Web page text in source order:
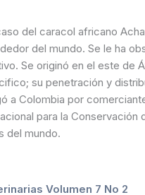
del caracol africano
del mundo. Se le ha
Se originó en el este de
su penetración y
a Colombia por
para la Conservación
del mundo.
Volumen 7 No 2